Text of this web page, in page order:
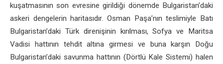
kuşatmasının son evresine girildiği dönemde Bulgaristan’daki
askeri dengelerin haritasıdır. Osman Paşa’nın teslimiyle Batı
Bulgaristan’daki Türk direnişinin kırılması, Sofya ve Maritsa
Vadisi hattının tehdit altına girmesi ve buna karşın Doğu
Bulgaristan’daki savunma hattının (Dörtlü Kale Sistemi) halen